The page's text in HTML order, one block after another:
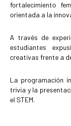
fortalecimiento
orientada a la
A través de
estudiantes
creativas frente a
La programación
trivia y la
el STEM.